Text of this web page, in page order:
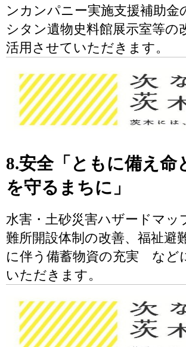
ンカンパニー実施支援補助金
シタン遺物史料館展示室等
活用させていただきます。
8.安全「ともに備え命
を守るまちに」
水害・土砂災害ハザードマッ
難所開設体制の改善、福祉避
に伴う備蓄物資の充実 など
いただきます。